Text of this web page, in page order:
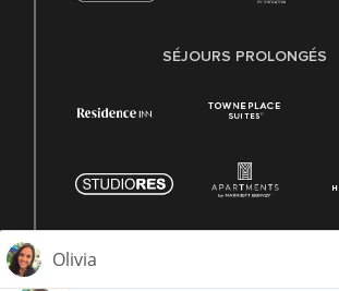
SÉJOURS PROLONGÉS